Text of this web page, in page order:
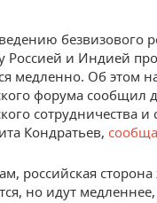
безвизового
Россией и Индией
медленно. Об этом
форума сообщил
сотрудничества
Кондратьев,
российская
но идут